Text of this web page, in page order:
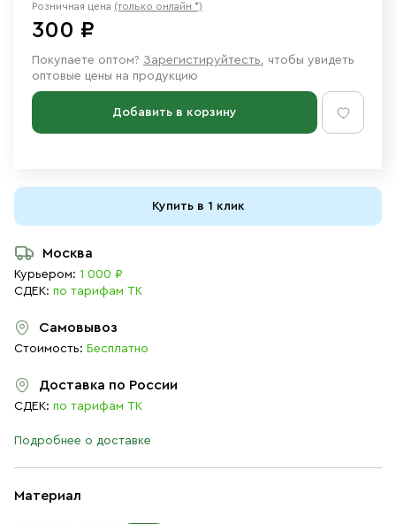
Материал
Розничная цена (только онлайн *)
300 ₽
Покупаете оптом? Зарегистируйтесть, чтобы увидеть
оптовые цены на продукцию
Добавить в корзину
Купить в 1 клик
Москва
Курьером: 1 000 ₽
СДЕК: по тарифам ТК
Самовывоз
Стоимость: Бесплатно
Доставка по России
СДЕК: по тарифам ТК
Подробнее о доставке